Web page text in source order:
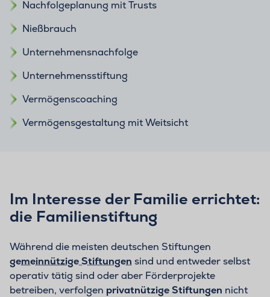
Nachfolgeplanung mit Trusts
Nießbrauch
Unternehmensnachfolge
Unternehmensstiftung
Vermögenscoaching
Vermögensgestaltung mit Weitsicht
Im Interesse der Familie errichtet:
die Familienstiftung
Während die meisten deutschen Stiftungen
gemeinnützige Stiftungen sind und entweder selbst
operativ tätig sind oder aber Förderprojekte
betreiben, verfolgen privatnützige Stiftungen nicht